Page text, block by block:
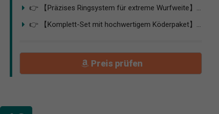
👉 【Präzises Ringsystem für extreme Wurfweite】...
👉 【Komplett-Set mit hochwertigem Köderpaket】...
Preis prüfen